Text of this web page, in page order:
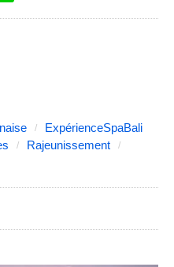
ExpérienceSpaBali
Rajeunissement